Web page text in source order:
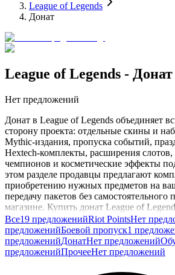
League of Legends
Донат
League of Legends - Донат
Нет предложений
Донат в League of Legends объединяет
сторону проекта: отдельные скины и
Mythic-издания, пропуска событий,
Hextech-комплекты, расширения
чемпионов и косметические эффекты
этом разделе продавцы предлагают
приобретению нужных предметов на
передачу пакетов без самостоятельного
магазине. Купить донат League of
быстро получить свежий скин под
собрать полный тематический набор к
коллекцию редких эксклюзивных
Это удобно и для подарков тиммейтам:
скинов через социальные функции
Все19 предложенийRiot PointsНет
предложенийБоевой пропуск1
предложенийДонатНет предложений
предложенийПрочееНет предложений